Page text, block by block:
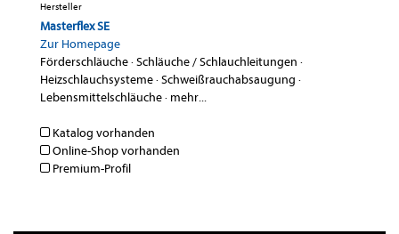
Hersteller
Masterflex SE
Zur Homepage
Förderschläuche·Schläuche / Schlauchleitungen ·
Heizschlauchsysteme·Schweißrauchabsaugung ·
Lebensmittelschläuche· mehr...
Katalog vorhanden
Online-Shop vorhanden
Premium-Profil